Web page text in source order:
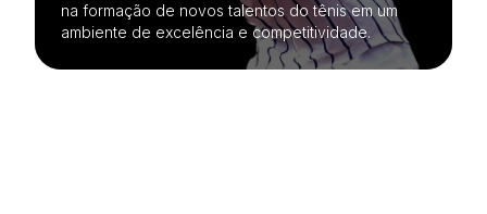
na formação de novos talentos do tênis em um
ambiente de excelência e competitividade.